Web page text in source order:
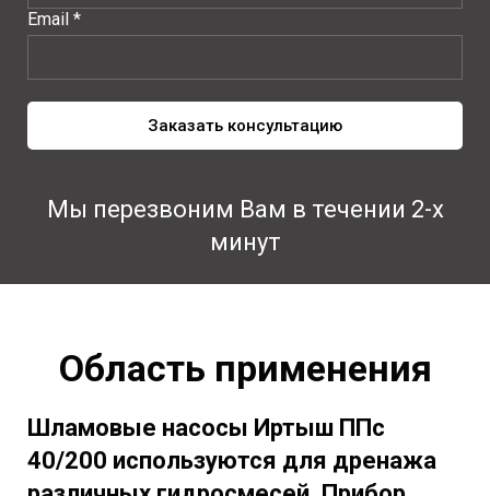
Email *
Заказать консультацию
Мы перезвоним Вам в течении 2-х
минут
Область применения
Шламовые насосы Иртыш ППс
40/200 используются для дренажа